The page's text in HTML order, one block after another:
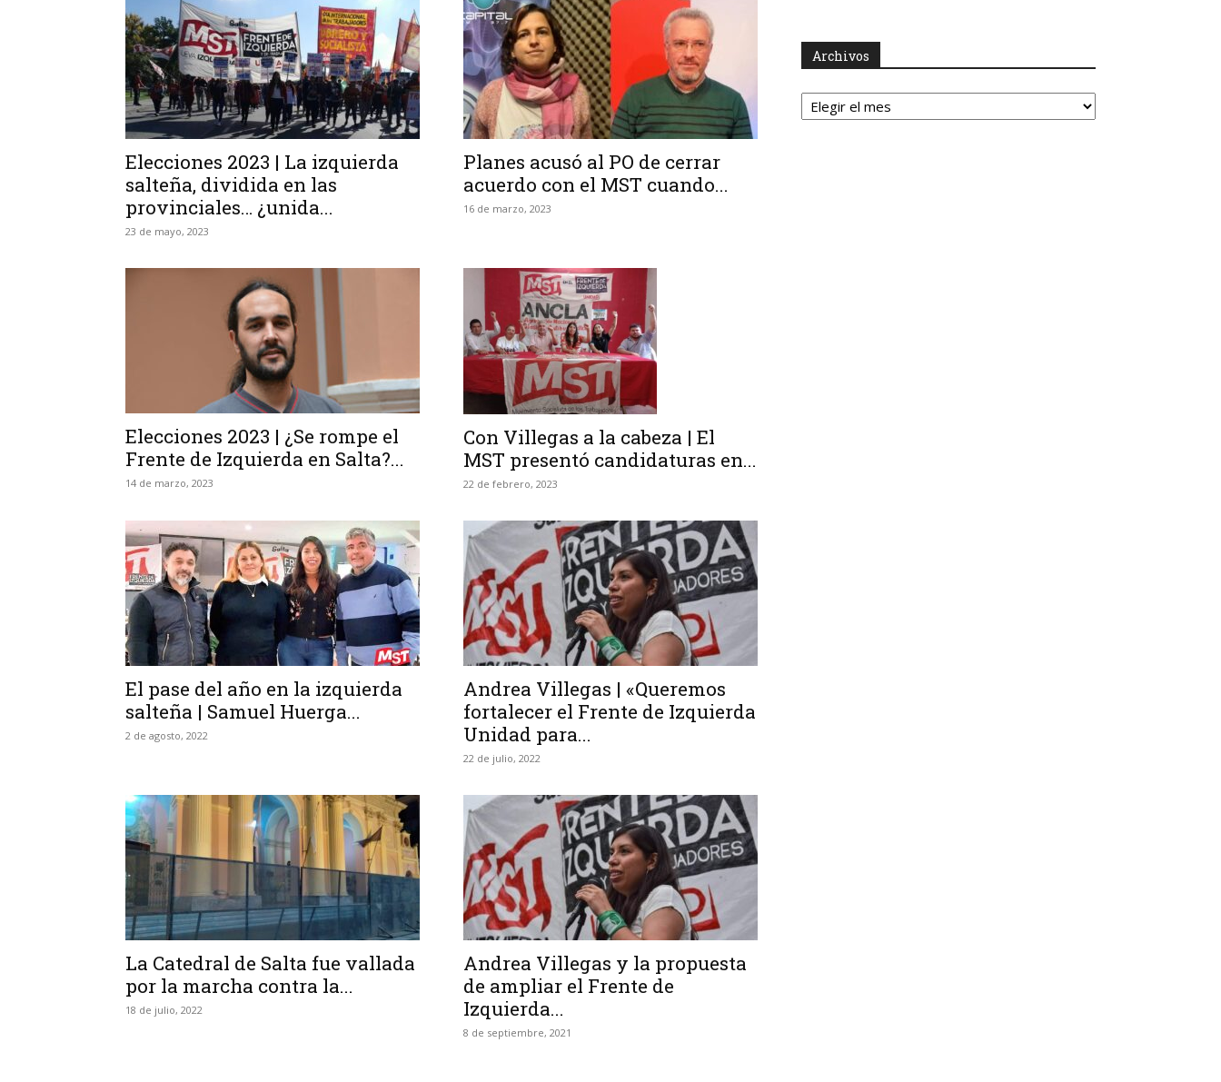
Elecciones 2023 | La izquierda
salteña, dividida en las
provinciales… ¿unida...
23 de mayo, 2023
Planes acusó al PO de cerrar
acuerdo con el MST cuando...
16 de marzo, 2023
Elecciones 2023 | ¿Se rompe el
Frente de Izquierda en Salta?...
14 de marzo, 2023
Con Villegas a la cabeza | El
MST presentó candidaturas en...
22 de febrero, 2023
El pase del año en la izquierda
salteña | Samuel Huerga...
2 de agosto, 2022
Andrea Villegas | «Queremos
fortalecer el Frente de Izquierda
Unidad para...
22 de julio, 2022
La Catedral de Salta fue vallada
por la marcha contra la...
18 de julio, 2022
Andrea Villegas y la propuesta
de ampliar el Frente de
Izquierda...
8 de septiembre, 2021
Archivos
Archivos